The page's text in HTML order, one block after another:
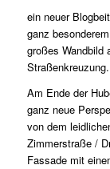
ein neuer
ganz
großes Wandbild
Straßenkreuzung.
Am Ende der
ganz neue
von dem
Zimmerstraße /
Fassade mit